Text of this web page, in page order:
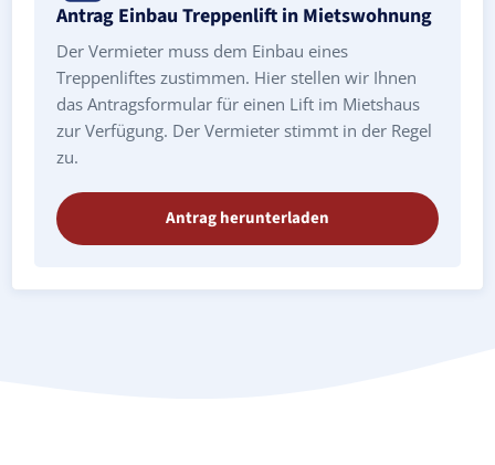
Antrag Einbau Treppenlift in Mietswohnung
Der Vermieter muss dem Einbau eines
Treppenliftes zustimmen. Hier stellen wir Ihnen
das Antragsformular für einen Lift im Mietshaus
zur Verfügung. Der Vermieter stimmt in der Regel
zu.
Antrag herunterladen